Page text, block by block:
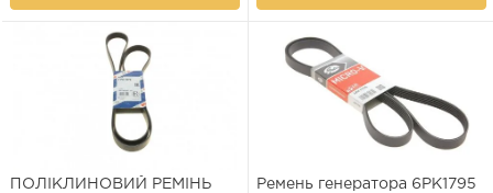
ПОЛІКЛИНОВИЙ РЕМІНЬ
Ремень генератора 6PK1795